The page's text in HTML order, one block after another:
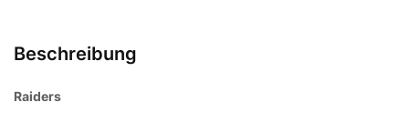
Beschreibung
Raiders